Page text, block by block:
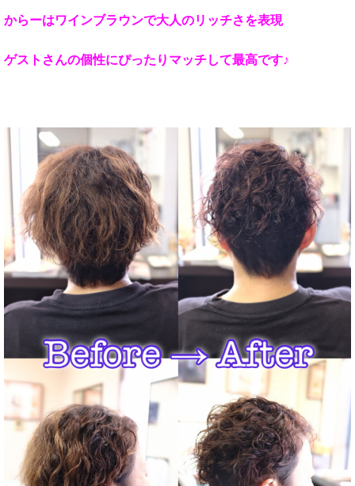
からーはワインブラウンで大人のリッチさを表現
ゲストさんの個性にぴったりマッチして最高です♪